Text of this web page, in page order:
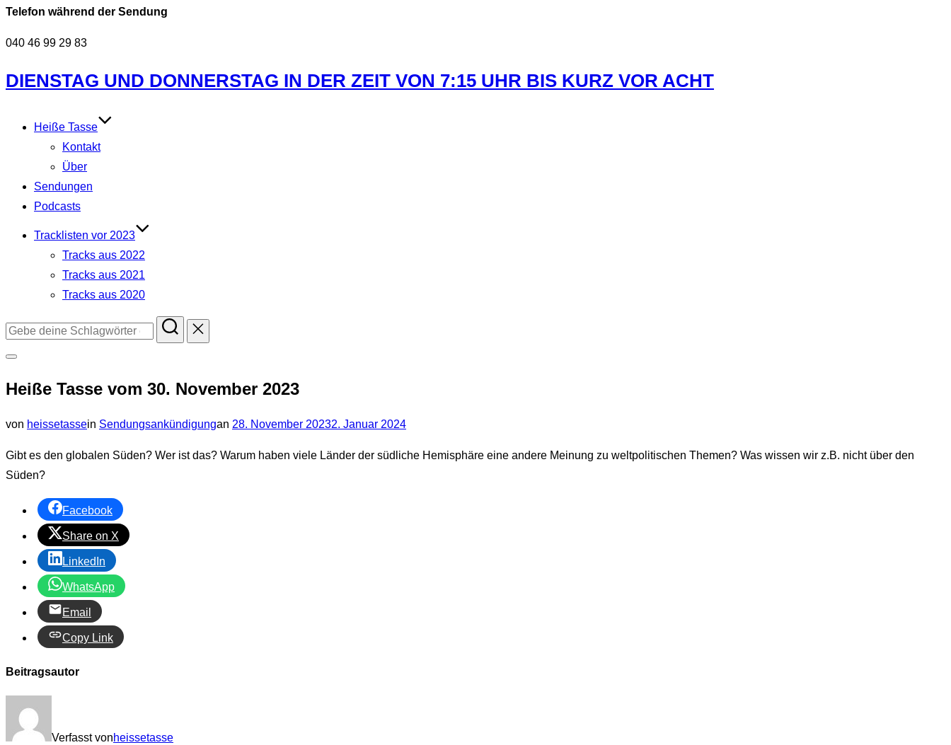
Telefon während der Sendung
040 46 99 29 83
Zum
Inhalt
DIENSTAG UND DONNERSTAG IN DER ZEIT VON 7:15 UHR BIS KURZ VOR ACHT
Heiße Tasse
Kontakt
Über
Sendungen
Podcasts
Tracklisten vor 2023
Tracks aus 2022
Tracks aus 2021
Tracks aus 2020
Suchen
&
umschalten
Heiße Tasse vom 30. November 2023
von heissetassein Sendungsankündigungan Veröffentlicht
28. November 20232. Januar 2024
Gibt es den globalen Süden? Wer ist das? Warum haben viele Länder der südliche Hemisphäre eine andere Meinung zu weltpolitischen Themen? Was wissen wir z.B. nicht über den
Süden?
Facebook
Share on X
LinkedIn
WhatsApp
Email
Copy Link
Beitragsautor
Verfasst vonheissetasse